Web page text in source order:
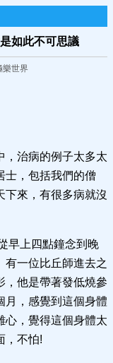
如此不可思議
樂世界
，治病的例子太多太
士，包括我們的僧
下來，有很多病就沒
早上四點鐘念到晚
有一位比丘師進去之
，他是帶著發低燒參
月，感覺到這個身體
心，覺得這個身體太
，不怕!